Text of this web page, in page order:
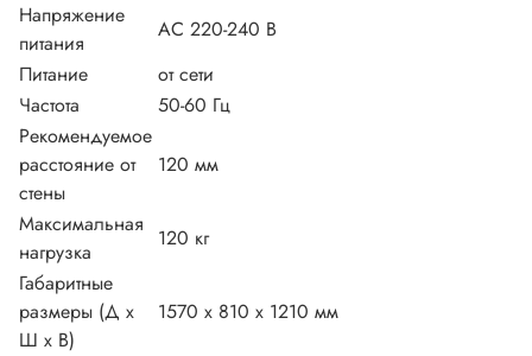
Напряжение
питания
АС 220-240 В
Питание
от сети
Частота
50-60 Гц
Рекомендуемое
расстояние от
стены
120 мм
Максимальная
нагрузка
120 кг
Габаритные
размеры (Д х
Ш х В)
1570 х 810 х 1210 мм